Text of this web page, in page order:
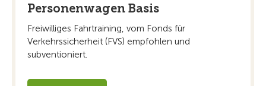
Personenwagen Basis
Freiwilliges Fahrtraining, vom Fonds für
Verkehrssicherheit (FVS) empfohlen und
subventioniert.